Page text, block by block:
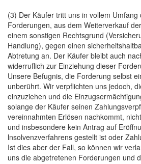
(3) Der Käufer tritt uns in vollem Umfang
Forderungen, aus dem Weiterverkauf
einem sonstigen Rechtsgrund
Handlung), gegen einen
Abtretung an. Der Käufer bleibt auch
widerruflich zur Einziehung dieser
Unsere Befugnis, die Forderung selbst
unberührt. Wir verpflichten uns jedoch,
einzuziehen und die
solange der Käufer seinen
vereinnahmten Erlösen nachkommt,
und insbesondere kein Antrag auf
lnsolvenzverfahrens gestellt ist oder
Ist dies aber der Fall, so können wir
uns die abgetretenen Forderungen und